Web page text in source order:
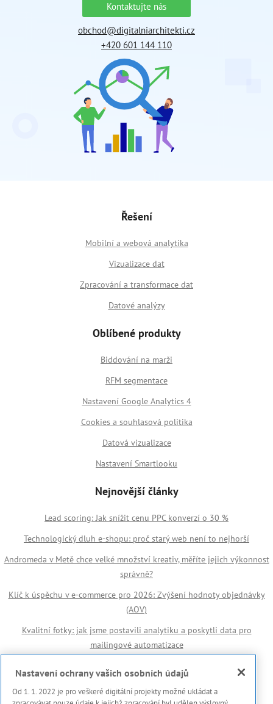
Kontaktujte nás
obchod@digitalniarchitekti.cz
+420 601 144 110
Řešení
Mobilní a webová analytika
Vizualizace dat
Zpracování a transformace dat
Datové analýzy
Oblíbené produkty
Biddování na marži
RFM segmentace
Nastavení Google Analytics 4
Cookies a souhlasová politika
Datová vizualizace
Nastavení Smartlooku
Nejnovější články
Lead scoring: Jak snížit cenu PPC konverzí o 30 %
Technologický dluh e-shopu: proč starý web není to nejhorší
Andromeda v Metě chce velké množství kreativ, měříte jejich výkonnost
správně?
Klíč k úspěchu v e-commerce pro 2026: Zvýšení hodnoty objednávky
(AOV)
Kvalitní fotky: jak jsme postavili analytiku a poskytli data pro
mailingové automatizace
Důležité odkazy
🏆 Reference
Nastavení ochrany vašich osobních údajů
Od 1. 1. 2022 je pro veškeré digitální projekty možné ukládat a